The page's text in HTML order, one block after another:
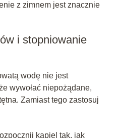
z zimnem jest znacznie
i stopniowanie
wodę nie jest
wywołać niepożądane,
Zamiast tego zastosuj
kąpiel tak, jak